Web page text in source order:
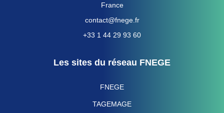
France
contact@fnege.fr
+33 1 44 29 93 60
Les sites du réseau FNEGE
FNEGE
TAGEMAGE